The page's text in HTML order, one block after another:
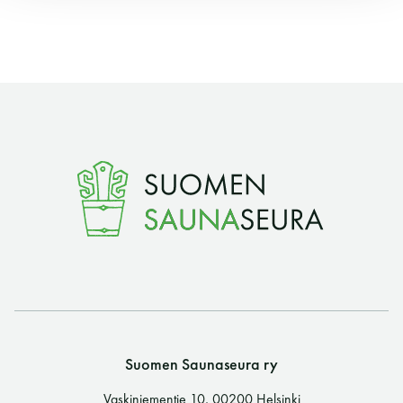
Saunaseuran tarkoitus
saunaa ja edistämään sitä koskevaa tutkimusta.
Suomen Saunaseura ry
Vaskiniementie 10, 00200 Helsinki